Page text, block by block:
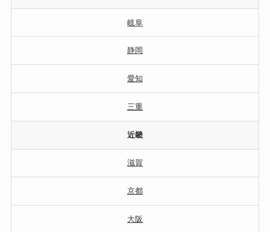
岐阜
静岡
愛知
三重
近畿
滋賀
京都
大阪